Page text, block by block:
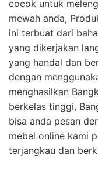
cocok untuk
mewah anda,
ini terbuat dari
yang dikerjakan
yang handal dan
dengan
menghasilkan
berkelas tinggi,
bisa anda pesan
mebel online kami
terjangkau dan